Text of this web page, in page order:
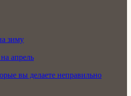
зиму
апрель
вы делаете неправильно